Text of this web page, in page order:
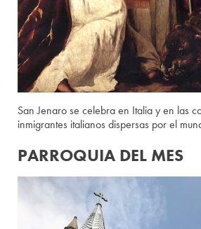
San Jenaro se celebra en Italia y en las
inmigrantes italianos dispersas por el
PARROQUIA DEL MES